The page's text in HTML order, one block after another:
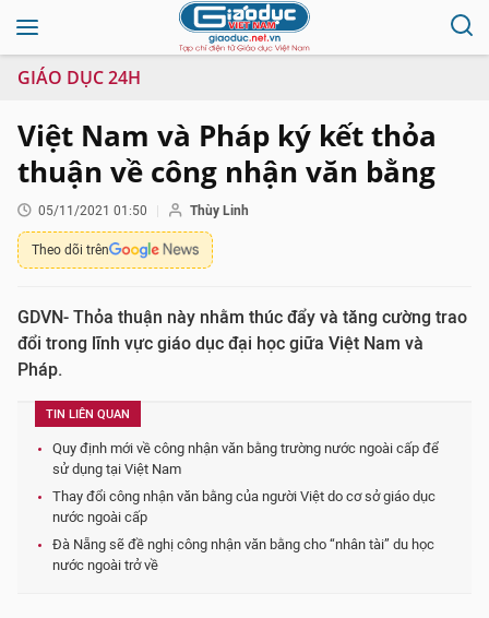
GIÁO DỤC 24H
Việt Nam và Pháp ký kết thỏa
thuận về công nhận văn bằng
05/11/2021 01:50 Thùy Linh
Theo dõi trên
GDVN- Thỏa thuận này nhằm thúc đẩy và tăng cường trao
đổi trong lĩnh vực giáo dục đại học giữa Việt Nam và
Pháp.
TIN LIÊN QUAN
Quy định mới về công nhận văn bằng trường nước ngoài cấp để
sử dụng tại Việt Nam
Thay đổi công nhận văn bằng của người Việt do cơ sở giáo dục
nước ngoài cấp
Đà Nẵng sẽ đề nghị công nhận văn bằng cho “nhân tài” du học
nước ngoài trở về